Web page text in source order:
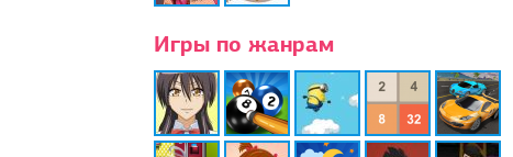
Игры по жанрам